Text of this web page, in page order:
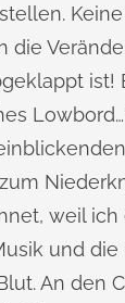
die
weil
und
An den